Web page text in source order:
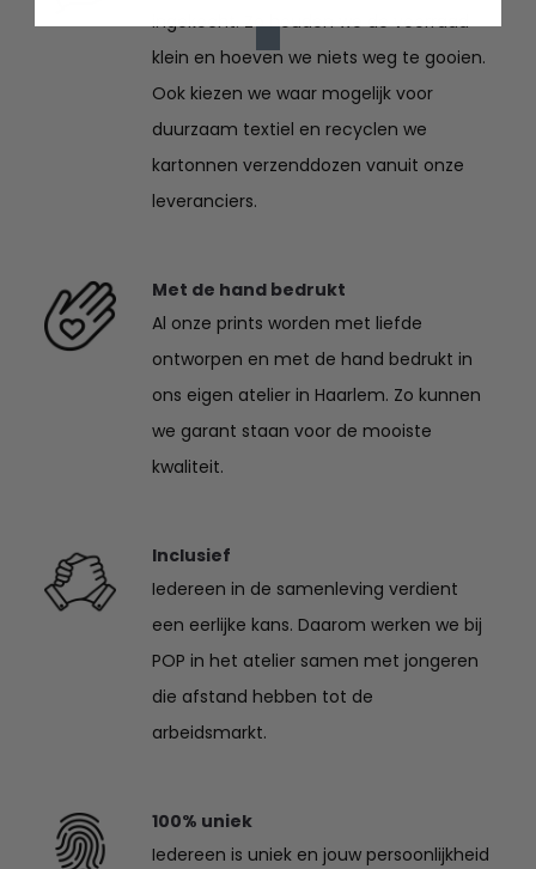
ingekocht. Zo houden we de voorraad
klein en hoeven we niets weg te gooien.
Ook kiezen we waar mogelijk voor
duurzaam textiel en recyclen we
kartonnen verzenddozen vanuit onze
leveranciers.
Met de hand bedrukt
Al onze prints worden met liefde
ontworpen en met de hand bedrukt in
ons eigen atelier in Haarlem. Zo kunnen
we garant staan voor de mooiste
kwaliteit.
Inclusief
Iedereen in de samenleving verdient
een eerlijke kans. Daarom werken we bij
POP in het atelier samen met jongeren
die afstand hebben tot de
arbeidsmarkt.
100% uniek
Iedereen is uniek en jouw persoonlijkheid